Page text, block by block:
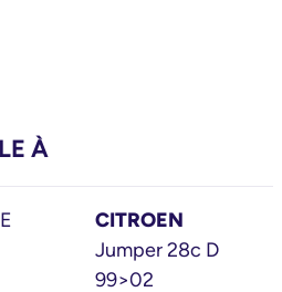
À
CITROEN
Jumper 28c D
99>02